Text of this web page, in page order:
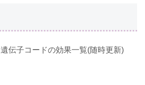
遺伝子コードの効果一覧(随時更新)